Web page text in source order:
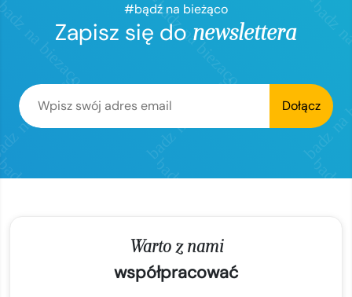
#bądź na bieżąco
Zapisz się do newslettera
Dołącz
Warto z nami
współpracować